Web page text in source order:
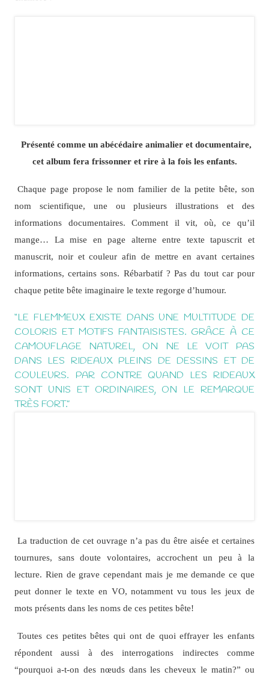
Présenté comme un abécédaire animalier et documentaire,
cet album fera frissonner et rire à la fois les enfants.
Chaque page propose le nom familier de la petite bête, son
nom scientifique, une ou plusieurs illustrations et des
informations documentaires. Comment il vit, où, ce qu’il
mange… La mise en page alterne entre texte tapuscrit et
manuscrit, noir et couleur afin de mettre en avant certaines
informations, certains sons. Rébarbatif ? Pas du tout car pour
chaque petite bête imaginaire le texte regorge d’humour.
“LE FLEMMEUX EXISTE DANS UNE MULTITUDE DE
COLORIS ET MOTIFS FANTAISISTES. GRÂCE À CE
CAMOUFLAGE NATUREL, ON NE LE VOIT PAS
DANS LES RIDEAUX PLEINS DE DESSINS ET DE
COULEURS. PAR CONTRE QUAND LES RIDEAUX
SONT UNIS ET ORDINAIRES, ON LE REMARQUE
TRÈS FORT.”
La traduction de cet ouvrage n’a pas du être aisée et certaines
tournures, sans doute volontaires, accrochent un peu à la
lecture. Rien de grave cependant mais je me demande ce que
peut donner le texte en VO, notamment vu tous les jeux de
mots présents dans les noms de ces petites bête!
Toutes ces petites bêtes qui ont de quoi effrayer les enfants
répondent aussi à des interrogations indirectes comme
“pourquoi a-t-on des nœuds dans les cheveux le matin?” ou